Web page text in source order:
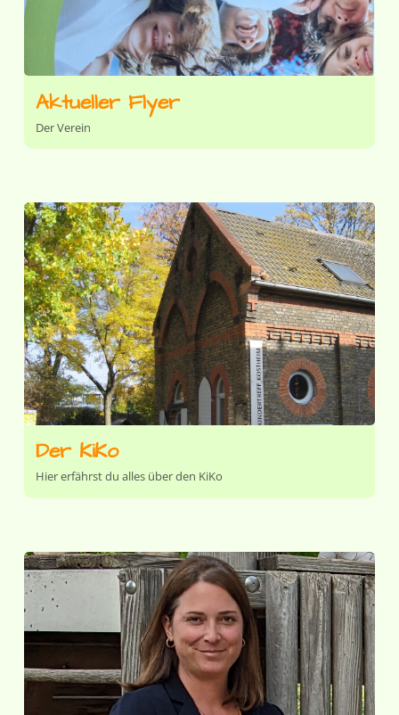
Aktueller Flyer
Der Verein
Der KiKo
Hier erfährst du alles über den KiKo